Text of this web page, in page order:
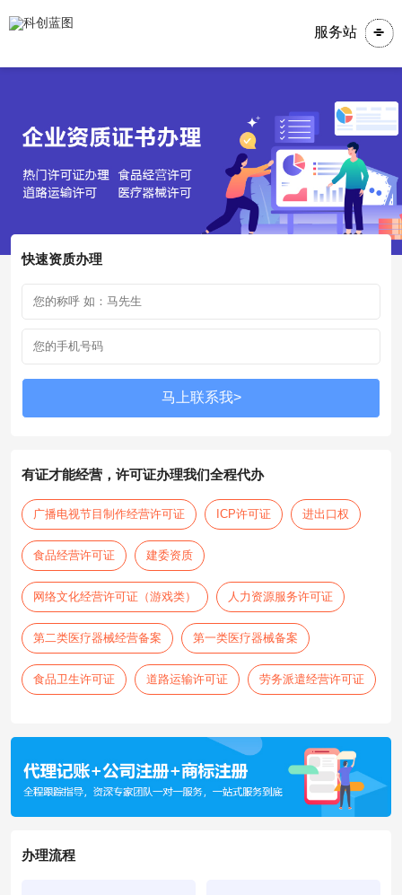
服务站
快速资质办理
有证才能经营，许可证办理我们全程代办
广播电视节目制作经营许可证 ICP许可证 进出口权
食品经营许可证 建委资质
网络文化经营许可证（游戏类） 人力资源服务许可证
第二类医疗器械经营备案 第一类医疗器械备案
食品卫生许可证 道路运输许可证 劳务派遣经营许可证
办理流程